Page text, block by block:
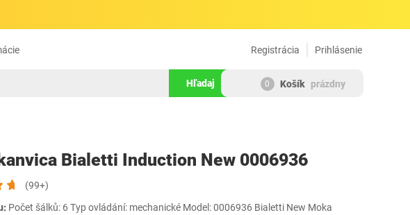
Prihlásenie
Registrácia
Hľadaj 0 Košík prázdny
Bialetti Induction New 0006936
(99+)
Počet šálků: 6 Typ ovládání: mechanické Model: 0006936 Bialetti New Moka